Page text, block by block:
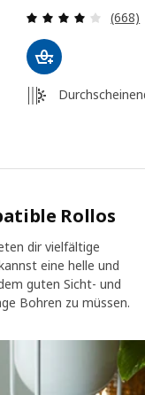
Bewertungen(668)
Rollos
dir vielfältige
eine helle und
guten Sicht- und
Bohren zu müssen.